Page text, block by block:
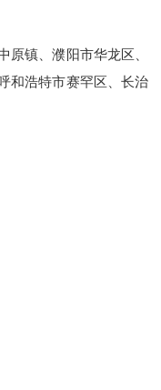
原镇、濮阳市华龙区、
和浩特市赛罕区、长治